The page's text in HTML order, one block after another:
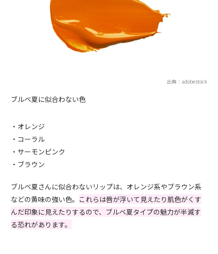
出典：adobestock
ブルベ夏に似合わない色
・オレンジ
・コーラル
・サーモンピンク
・ブラウン
ブルベ夏さんに似合わないリップは、オレンジ系やブラウン系
などの黄味の強い色。 これらは唇が浮いて見えたり肌色がくす
んだ印象に見えたりするので、ブルベ夏タイプの魅力が半減す
る恐れがあります。